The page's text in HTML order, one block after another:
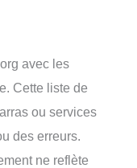
avec les
Cette liste de
ou services
des erreurs.
ne reflète